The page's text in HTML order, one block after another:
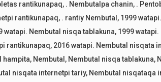
rantikunapaq, . Nembutalpa chanin, .
rantikunapaq, . rantiy Nembutal , 1999
watapi. Nembutal nisqa tablakuna, 1999
rantikunapaq, 2016 watapi. Nembutal nisqata
hampita, Nembutal , Nembutal nisqa tablakuna,
nisqata internetpi tariy, Nembutal nisqataqa